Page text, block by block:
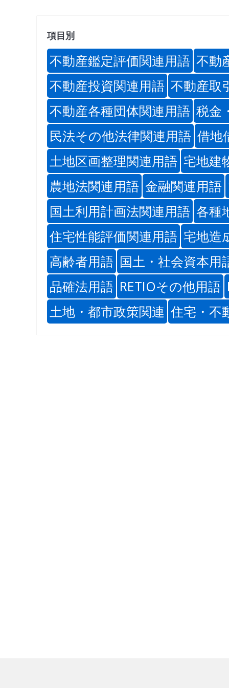
項目別
不動産鑑定評価関連用語 不動
不動産投資関連用語 不動産取
不動産各種団体関連用語 税金
民法その他法律関連用語 借地
土地区画整理関連用語 宅地建
農地法関連用語 金融関連用語
国土利用計画法関連用語 各種
住宅性能評価関連用語 宅地造
高齢者用語 国土・社会資本用
品確法用語 RETIOその他用語
土地・都市政策関連 住宅・不